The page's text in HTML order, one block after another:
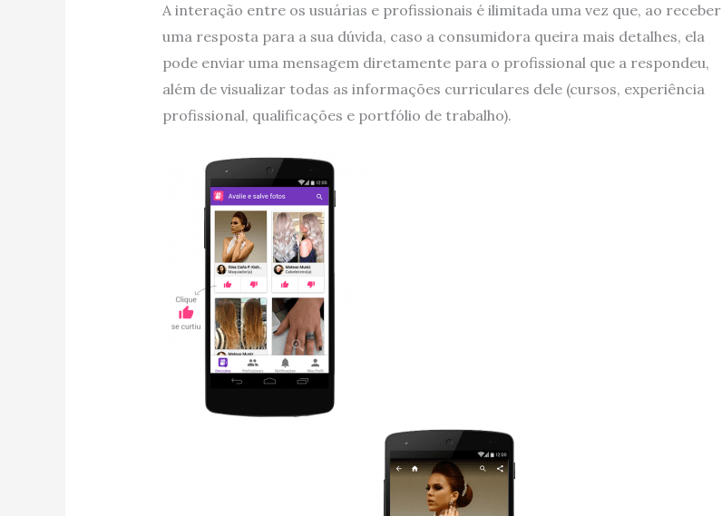
A interação entre os usuárias e profissionais é ilimitada uma vez que, ao receber
uma resposta para a sua dúvida, caso a consumidora queira mais detalhes, ela
pode enviar uma mensagem diretamente para o profissional que a respondeu,
além de visualizar todas as informações curriculares dele (cursos, experiência
profissional, qualificações e portfólio de trabalho).